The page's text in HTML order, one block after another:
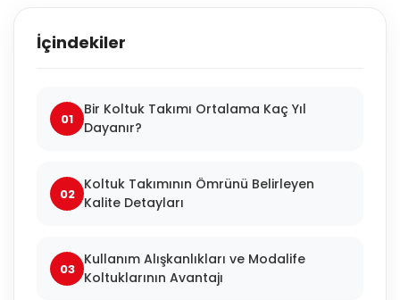
İçindekiler
01
Bir Koltuk Takımı Ortalama Kaç Yıl
Dayanır?
02
Koltuk Takımının Ömrünü Belirleyen
Kalite Detayları
03
Kullanım Alışkanlıkları ve Modalife
Koltuklarının Avantajı